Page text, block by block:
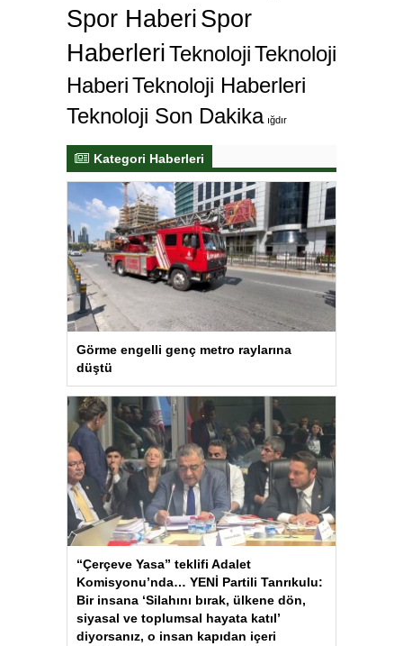
Spor Haberi Spor
HaberleriTeknolojiTeknoloji
HaberiTeknoloji Haberleri
Teknoloji Son Dakika ığdır
Kategori Haberleri
Görme engelli genç metro raylarına
düştü
“Çerçeve Yasa” teklifi Adalet
Komisyonu’nda… YENİ Partili Tanrıkulu:
Bir insana ‘Silahını bırak, ülkene dön,
siyasal ve toplumsal hayata katıl’
diyorsanız, o insan kapıdan içeri